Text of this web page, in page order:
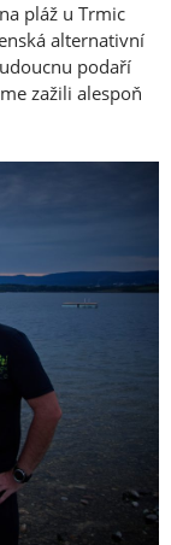
pláž u Trmic
alternativní
podaří
zažili alespoň